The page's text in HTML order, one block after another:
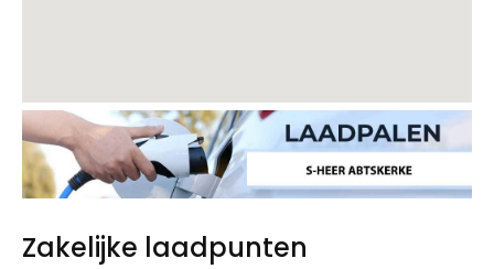
Zakelijke laadpunten